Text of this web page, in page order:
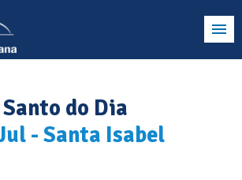
Santo do Dia
- Santa Isabel